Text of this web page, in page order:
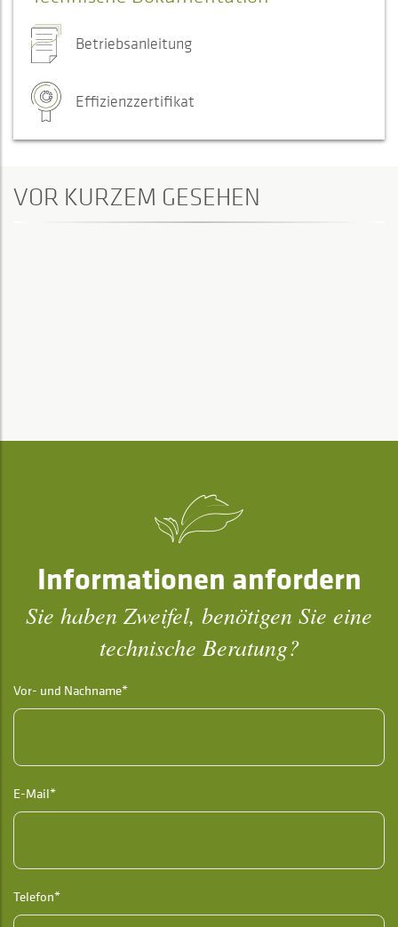
Betriebsanleitung
Effizienzzertifikat
VOR KURZEM GESEHEN
Informationen anfordern
Sie haben Zweifel, benötigen Sie eine
technische Beratung?
Vor- und Nachname*
E-Mail*
Telefon*